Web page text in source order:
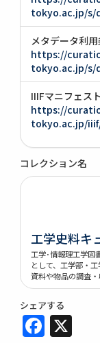
tokyo.ac.jp/s/
メタデータ利
https://
tokyo.ac.jp/s/
IIIFマニフェス
https://
tokyo.ac.jp/
コレクション名
工学史料キ
工学･情報理工学図
として、工学部・
資料や物品の調査・
シェアする